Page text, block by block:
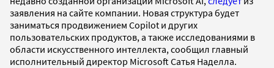
заявления на сайте компании. Новая структура будет
заниматься продвижением Copilot и других
пользовательских продуктов, а также исследованиями в
области искусственного интеллекта, сообщил главный
исполнительный директор Microsoft Сатья Наделла.